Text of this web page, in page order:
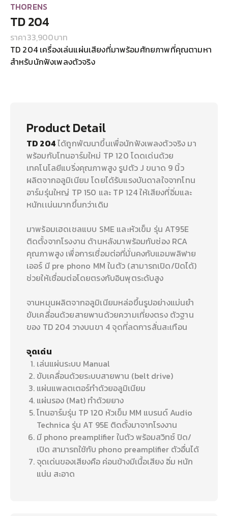
THORENS
TD 204
ราคา33,900บาท
TD 204 เครื่องเล่นแผ่นเสียงที่มาพร้อมศักยภาพที่คุณตามหา
สำหรับนักฟังเพลงตัวจริง
Product Detail
TD 204ได้ถูกพัฒนาขึ้นเพื่อนักฟังเพลงตัวจริง มา
พร้อมกับโทนอาร์มใหม่ TP 120 โดดเด่นด้วย
เทคโนโลยีแบริ่งคุณภาพสูง รูปตัว J ขนาด 9 นิ้ว
ผลิตจากอลูมิเนียม โดยได้รับแรงบันดาลใจจากโทน
อาร์มรุ่นใหญ่ TP 150 และ TP 124 ให้เสียงที่อิ่มและ
หนักเเน่นมากขึ้นกว่าเดิม
มาพร้อมเฮดเชลแบบ SME และหัวเข็ม รุ่น AT95E
ติดตั้งจากโรงงาน ด้านหลังมาพร้อมกับช่อง RCA
คุณภาพสูง เพื่อการเชื่อมต่อที่มั่นคงกับแอมพลิฟาย
เออร์ มี pre phono MM ในตัว (สามารถเปิด/ปิดได้)
ช่วยให้เชื่อมต่อโดยตรงกับอินพุตระดับสูง
จานหมุนผลิตจากอลูมิเนียมหล่อขึ้นรูปอย่างแม่นยำ
ขับเคลื่อนด้วยสายพานด้วยความเที่ยงตรง ตัวฐาน
ของ TD 204 วางบนขา 4 จุดที่ลดการสั่นสะเทือน
จุดเด่น
เล่นแผ่นระบบ Manual
ขับเคลื่อนด้วยระบบสายพาน (belt drive)
แผ่นแพลตเตอร์ทำด้วยอลูมิเนียม
แผ่นรอง (Mat) ทำด้วยยาง
โทนอาร์มรุ่น TP 120 หัวเข็ม MM แบรนด์ Audio
Technica รุ่น AT 95E ติดตั้งมาจากโรงงาน
มี phono preamplifier ในตัว พร้อมสวิทซ์ ปิด/
เปิด สามารถใช้กับ phono preamplifier ตัวอื่นได้
จุดเด่นของเสียงคือ ค่อนข้างมีเนื้อเสียง อิ่ม หนัก
แน่น สะอาด